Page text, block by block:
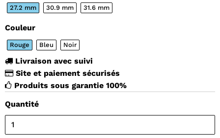
27.2 mm 30.9 mm 31.6 mm
Couleur
Rouge Bleu Noir
Livraison avec suivi
Site et paiement sécurisés
Produits sous garantie 100%
Quantité